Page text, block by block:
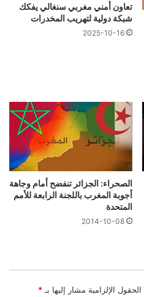
تعاون أمني مغربي سنغالي يفكك
شبكة دولية لتهريب المخدرات
2025-10-16
الصحراء: الجزائر تنفضح أمام وجاهة
أجوبة المغرب باللجنة الرابعة للأمم
المتحدة
2014-10-08
الحقول الإلزامية مشار إليها بـ *